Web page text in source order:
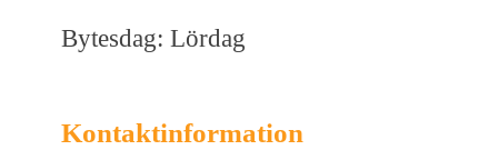
Bytesdag: Lördag
Kontaktinformation